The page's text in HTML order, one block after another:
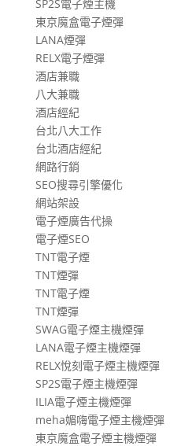
SP2S電子煙主機
東京魔盒電子煙彈
LANA煙彈
RELX電子煙彈
酒店兼職
八大兼職
酒店經紀
台北八大工作
台北酒店經紀
網路行銷
SEO搜尋引擎優化
網站架設
電子煙廣告代操
電子煙SEO
TNT電子煙
TNT煙彈
TNT電子煙
TNT煙彈
SWAG電子煙主機煙彈
LANA電子煙主機煙彈
RELX悅刻電子煙主機煙彈
SP2S電子煙主機煙彈
ILIA電子煙主機煙彈
meha媚嗨電子煙主機煙彈
東京魔盒電子煙主機煙彈